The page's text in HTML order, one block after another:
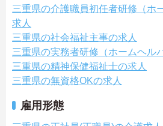
三重県の介護職員初任者研修（ホ
求人
三重県の社会福祉主事の求人
三重県の実務者研修（ホームヘル
三重県の精神保健福祉士の求人
三重県の無資格OKの求人
雇用形態